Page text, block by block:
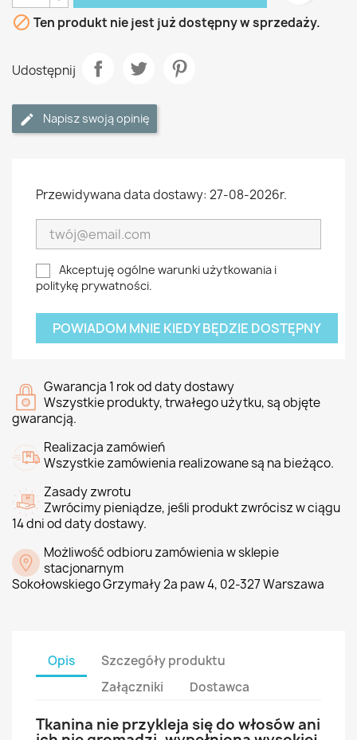
 Ten produkt nie jest już dostępny w sprzedaży.
Udostępnij
Napisz swoją opinię
Przewidywana data dostawy: 27-08-2026r.
Akceptuję ogólne warunki użytkowania i
politykę prywatności.
POWIADOM MNIE KIEDY BĘDZIE DOSTĘPNY
Gwarancja 1 rok od daty dostawy
Wszystkie produkty, trwałego użytku, są objęte
gwarancją.
Realizacja zamówień
Wszystkie zamówienia realizowane są na bieżąco.
Zasady zwrotu
Zwrócimy pieniądze, jeśli produkt zwrócisz w ciągu
14 dni od daty dostawy.
Możliwość odbioru zamówienia w sklepie
stacjonarnym
Sokołowskiego Grzymały 2a paw 4, 02-327 Warszawa
Opis
Szczegóły produktu
Załączniki
Dostawca
Tkanina nie przykleja się do włosów ani